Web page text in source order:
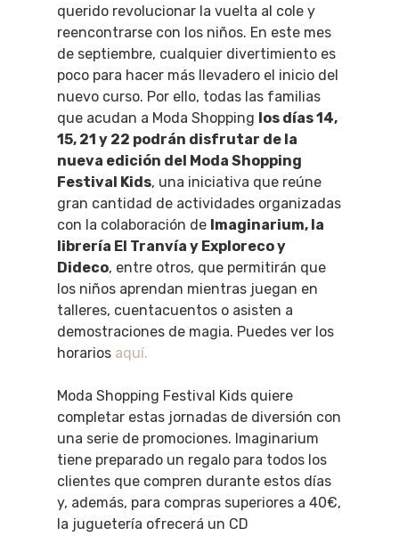
querido revolucionar la vuelta al cole y
reencontrarse con los niños. En este mes
de septiembre, cualquier divertimiento es
poco para hacer más llevadero el inicio del
nuevo curso. Por ello, todas las familias
que acudan a Moda Shopping los días 14,
15, 21 y 22 podrán disfrutar de la
nueva edición del Moda Shopping
Festival Kids, una iniciativa que reúne
gran cantidad de actividades organizadas
con la colaboración de Imaginarium, la
librería El Tranvía y Exploreco y
Dideco, entre otros, que permitirán que
los niños aprendan mientras juegan en
talleres, cuentacuentos o asisten a
demostraciones de magia. Puedes ver los
horarios aquí.
Moda Shopping Festival Kids quiere
completar estas jornadas de diversión con
una serie de promociones. Imaginarium
tiene preparado un regalo para todos los
clientes que compren durante estos días
y, además, para compras superiores a 40€,
la juguetería ofrecerá un CD